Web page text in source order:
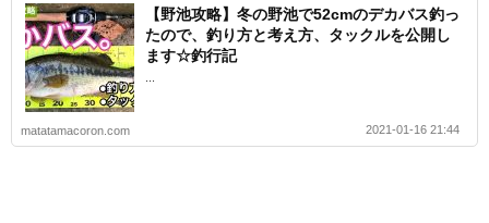
【野池攻略】冬の野池で52cmのデカバス釣っ
たので、釣り方と考え方、タックルを公開し
ます☆釣行記
matatamacoron.com 2021-01-16 21:44